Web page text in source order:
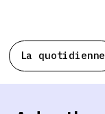
La quotidienne